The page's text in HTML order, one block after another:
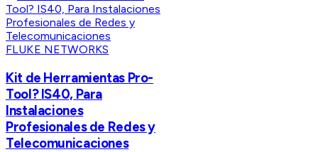
FLUKE NETWORKS
Kit de Herramientas Pro-
Tool? IS40, Para
Instalaciones
Profesionales de Redes y
Telecomunicaciones